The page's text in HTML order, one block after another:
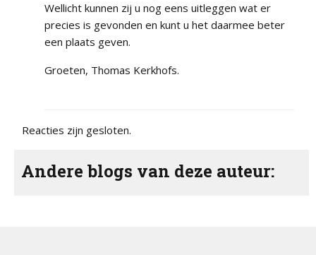
Wellicht kunnen zij u nog eens uitleggen wat er
precies is gevonden en kunt u het daarmee beter
een plaats geven.
Groeten, Thomas Kerkhofs.
Reacties zijn gesloten.
Andere blogs van deze auteur: